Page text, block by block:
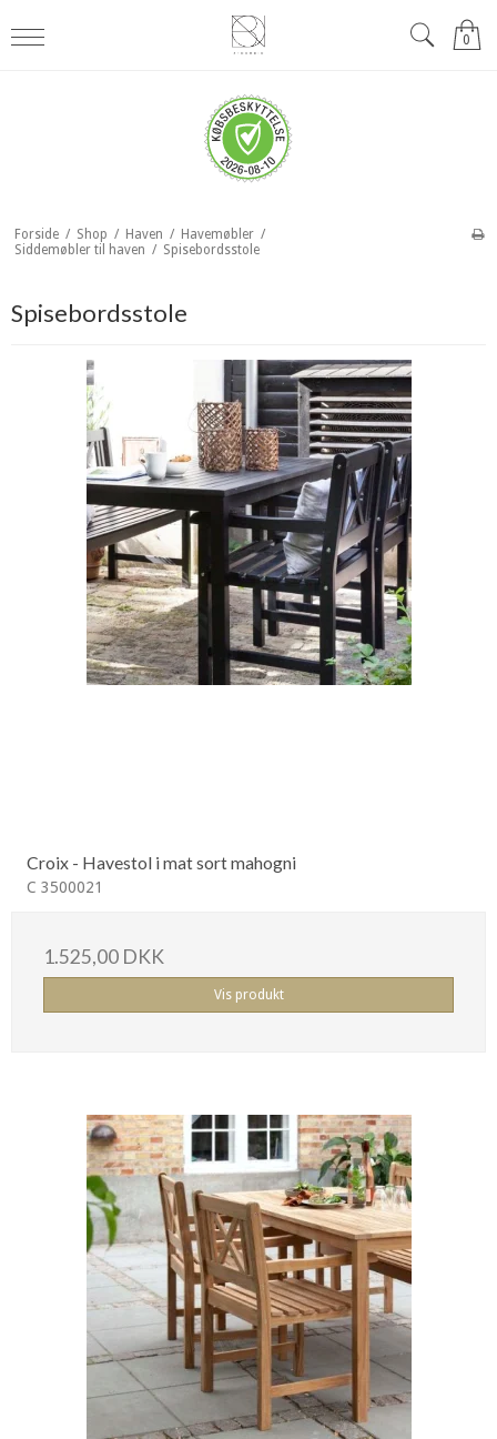
0
Forside / Shop / Haven / Havemøbler /
Siddemøbler til haven / Spisebordsstole
Spisebordsstole
Croix - Havestol i mat sort mahogni
C 3500021
1.525,00 DKK
Vis produkt